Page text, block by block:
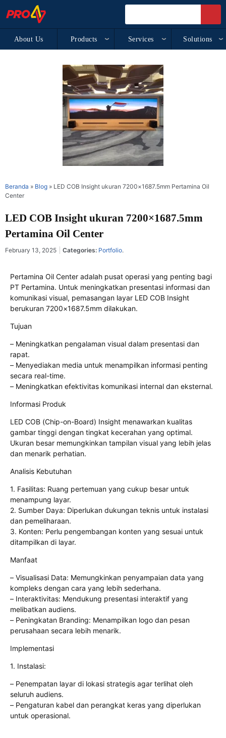
About Us Products Services Solutions
Beranda » Blog » LED COB Insight ukuran 7200×1687.5mm Pertamina Oil
Center
LED COB Insight ukuran 7200×1687.5mm
Pertamina Oil Center
February 13, 2025 Categories: Portfolio.
Pertamina Oil Center adalah pusat operasi yang penting bagi
PT Pertamina. Untuk meningkatkan presentasi informasi dan
komunikasi visual, pemasangan layar LED COB Insight
berukuran 7200×1687.5mm dilakukan.
Tujuan
– Meningkatkan pengalaman visual dalam presentasi dan
rapat.
– Menyediakan media untuk menampilkan informasi penting
secara real-time.
– Meningkatkan efektivitas komunikasi internal dan eksternal.
Informasi Produk
LED COB (Chip-on-Board) Insight menawarkan kualitas
gambar tinggi dengan tingkat kecerahan yang optimal.
Ukuran besar memungkinkan tampilan visual yang lebih jelas
dan menarik perhatian.
Analisis Kebutuhan
1. Fasilitas: Ruang pertemuan yang cukup besar untuk
menampung layar.
2. Sumber Daya: Diperlukan dukungan teknis untuk instalasi
dan pemeliharaan.
3. Konten: Perlu pengembangan konten yang sesuai untuk
ditampilkan di layar.
Manfaat
– Visualisasi Data: Memungkinkan penyampaian data yang
kompleks dengan cara yang lebih sederhana.
– Interaktivitas: Mendukung presentasi interaktif yang
melibatkan audiens.
– Peningkatan Branding: Menampilkan logo dan pesan
perusahaan secara lebih menarik.
Implementasi
1. Instalasi:
– Penempatan layar di lokasi strategis agar terlihat oleh
seluruh audiens.
– Pengaturan kabel dan perangkat keras yang diperlukan
untuk operasional.